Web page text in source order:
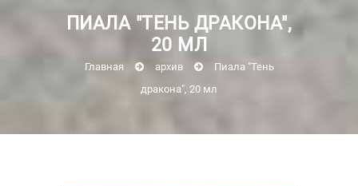
ПИАЛА "ТЕНЬ ДРАКОНА",
20 МЛ
Главная архив
Пиала "Тень
дракона", 20 мл